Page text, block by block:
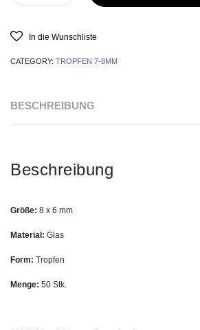
In die Wunschliste
CATEGORY: TROPFEN 7-8MM
BESCHREIBUNG
Beschreibung
Größe: 8 x 6 mm
Material: Glas
Form: Tropfen
Menge: 50 Stk.